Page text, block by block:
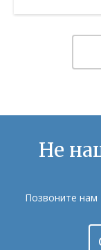
Этаж:
В
Не
Позвоните нам